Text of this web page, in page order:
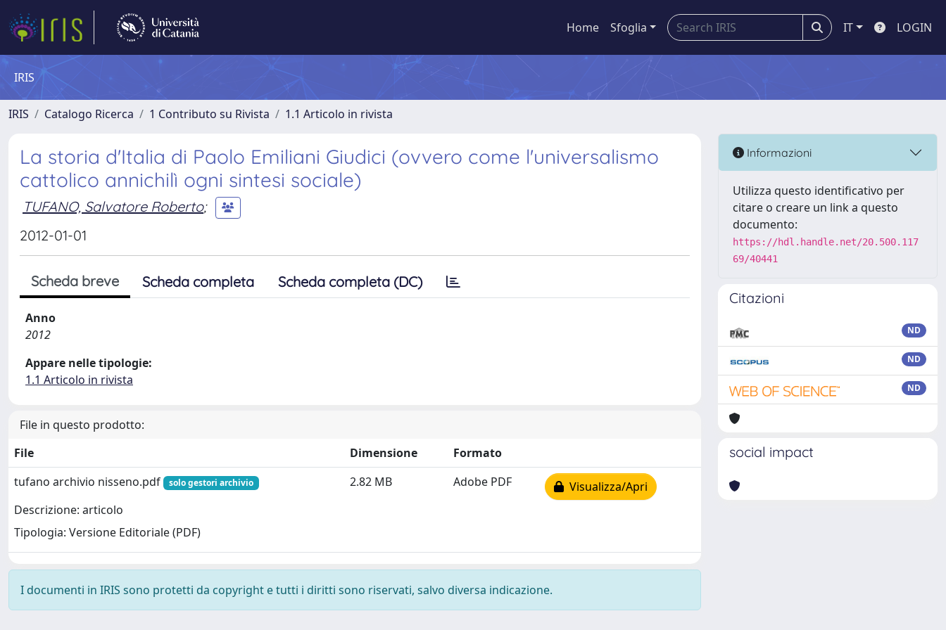
Home Sfoglia IT LOGIN
IRIS
IRIS Catalogo Ricerca 1 Contributo su Rivista 1.1 Articolo in rivista
La storia d'Italia di Paolo Emiliani Giudici (ovvero come l'universalismo
cattolico annichilì ogni sintesi sociale)
TUFANO, Salvatore Roberto;
2012-01-01
Scheda breve Scheda completa Scheda completa (DC)
Anno
2012
Appare nelle tipologie:
1.1 Articolo in rivista
File in questo prodotto:
File
Dimensione
Formato
tufano archivio nisseno.pdf
solo gestori archivio
Descrizione: articolo
Tipologia: Versione Editoriale (PDF)
2.82 MB Adobe PDF Visualizza/Apri
I documenti in IRIS sono protetti da copyright e tutti i diritti sono riservati, salvo diversa indicazione.
Informazioni
Utilizza questo identificativo per
citare o creare un link a questo
documento:
https://hdl.handle.net/20.500.117
69/40441
Citazioni
ND
ND
ND
social impact